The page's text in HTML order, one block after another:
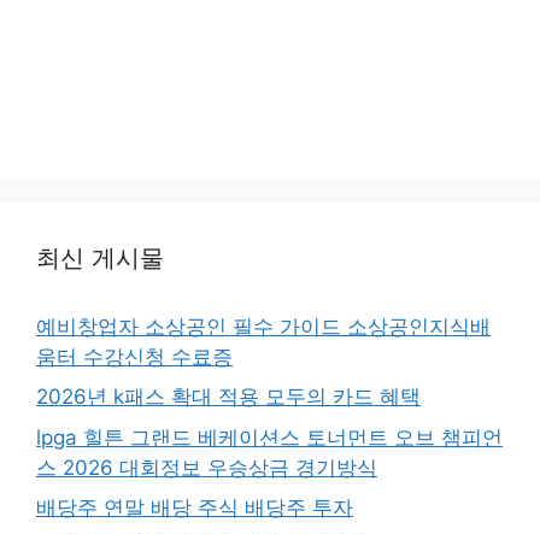
최신 게시물
예비창업자 소상공인 필수 가이드 소상공인지식배
움터 수강신청 수료증
2026년 k패스 확대 적용 모두의 카드 혜택
lpga 힐튼 그랜드 베케이션스 토너먼트 오브 챔피언
스 2026 대회정보 우승상금 경기방식
배당주 연말 배당 주식 배당주 투자